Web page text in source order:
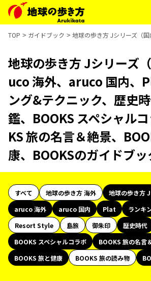
TOP ガイドブック 地球の歩き方 Jシリーズ（
地球の歩き方 Jシリーズ
uco 海外、aruco 国内、
ング&テクニック、歴史
鑑、BOOKS スペシャル
KS 旅の名言＆絶景、
康、BOOKSのガイドブ
すべて 地球の歩き方 海外
地球の歩き方 J
aruco 海外
aruco 国内 Plat
ランキ
Resort Style
島旅 御朱印 歴史時代
BOOKS スペシャルコラボ
BOOKS 旅の名言
BOOKS 旅と健康
BOOKS 旅の読み物